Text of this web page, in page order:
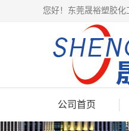
您好！东莞晟裕塑胶化
公司首页